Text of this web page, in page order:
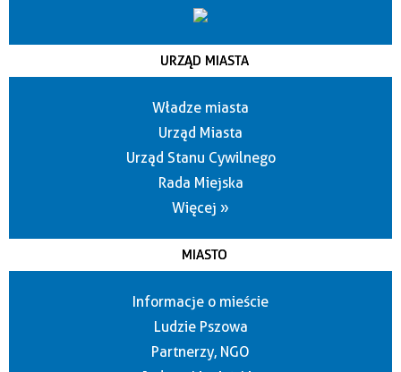
URZĄD MIASTA
Władze miasta
Urząd Miasta
Urząd Stanu Cywilnego
Rada Miejska
Więcej »
MIASTO
Informacje o mieście
Ludzie Pszowa
Partnerzy, NGO